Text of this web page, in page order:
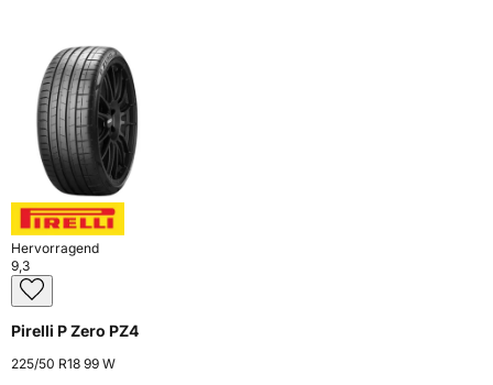
Hervorragend
9,3
Pirelli P Zero PZ4
225/50 R18 99 W